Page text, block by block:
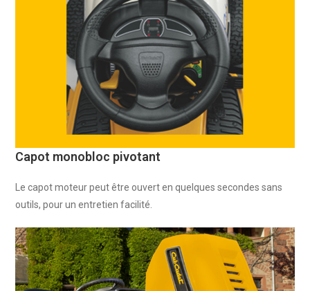
Capot monobloc pivotant
Le capot moteur peut être ouvert en quelques secondes sans
outils, pour un entretien facilité.